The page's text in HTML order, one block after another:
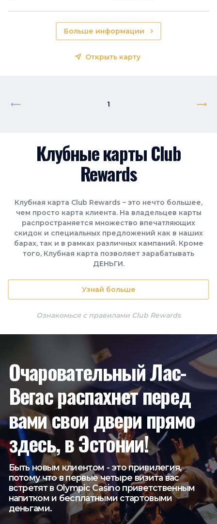
Больше информации
Открыть карту
1
Очаровательный Лас-
Вегас распахнет перед
вами свои двери прямо
здесь, в Эстонии!
Быть новым клиентом - это привилегия,
потому что в первые четыре визита вас
встретят в Olympic Casino приветственным
напитком и бесплатными стартовыми
деньгами.
Клубные карты Club
Rewards
Клубная карта Club Rewards – это нечто большее,
чем просто карта клиента. На владельцев карты
распространяется множество впечатляющих
скидок и специальных предложений как в наших
барах, так и в рамках различных кампаний. Кроме
того, Клубная карта позволяет зарабатывать
ДЕНЬГИ.
Узнай больше
Ознакомься с правилами Club Rewards